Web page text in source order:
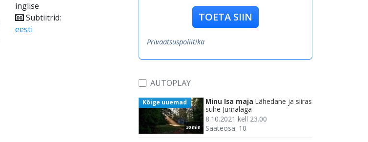
inglise
Subtiitrid:
eesti
TOETA SIIN
Privaatsuspoliitika
AUTOPLAY
30 min
Kõige uuemad Minu Isa maja Lähedane ja siiras
suhe Jumalaga
8.10.2021 kell 23.00
Saateosa: 10